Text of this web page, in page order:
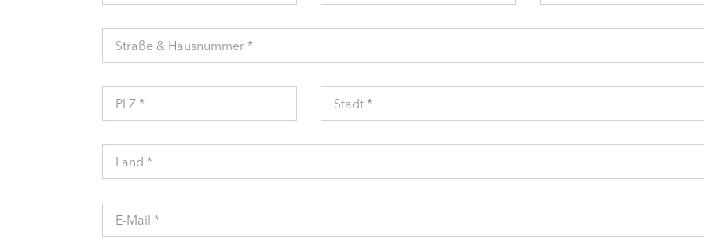
Straße & Hausnummer *
PLZ * Stadt *
Land *
E-Mail *